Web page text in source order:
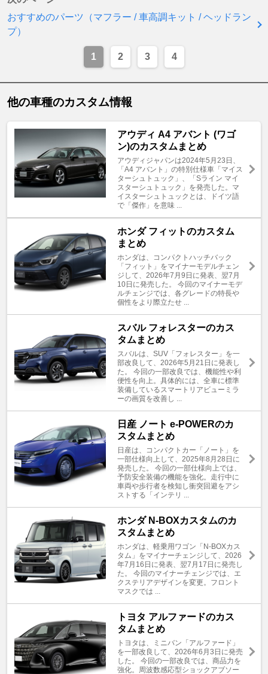
おすすめのパーツ（マフラー / 車高調キット / ヘッドラン
プ）
1 2 3 4
他の車種のカスタム情報
アウディ A4 アバント (ワゴ
ン)のカスタムまとめ
アウディジャパンは2024年5月23日、
「A4 アバント」の特別仕様車「マイス
ターシュトュック」、「Sライン マイ
スターシュトュック」を発売した。マ
イスターシュトュックとは、ドイツ語
で「傑作」を意味 ...
ホンダ フィットのカスタム
まとめ
ホンダは、コンパクトハッチバック
「フィット」をマイナーモデルチェン
ジして、2026年7月9日に発表、翌7月
10日に発売した。 今回のマイナーモデ
ルチェンジでは、各グレードの特長や
個性をより際立たせ ...
スバル フォレスターのカス
タムまとめ
スバルは、SUV「フォレスター」を一
部改良して、2026年5月21日に発表し
た。 今回の一部改良では、機能性や利
便性を向上。具体的には、全車に標準
装備しているスマートリアビューミラ
ーの画質を改善し ...
日産 ノート e-POWERのカ
スタムまとめ
日産は、コンパクトカー「ノート」を
一部仕様向上して、2025年8月28日に
発売した。 今回の一部仕様向上では、
予防安全装備の機能を強化。走行中に
車両や歩行者を検知し衝突回避をアシ
ストする「インテリ ...
ホンダ N-BOXカスタムのカ
スタムまとめ
ホンダは、軽乗用ワゴン「N-BOXカス
タム」をマイナーチェンジして、2026
年7月16日に発表、翌7月17日に発売し
た。 今回のマイナーチェンジでは、エ
クステリアデザインを変更。フロント
マスクでは ...
トヨタ アルファードのカス
タムまとめ
トヨタは、ミニバン「アルファード」
を一部改良して、2026年6月3日に発売
した。 今回の一部改良では、商品力を
強化。周波数感応型ショックアブソー